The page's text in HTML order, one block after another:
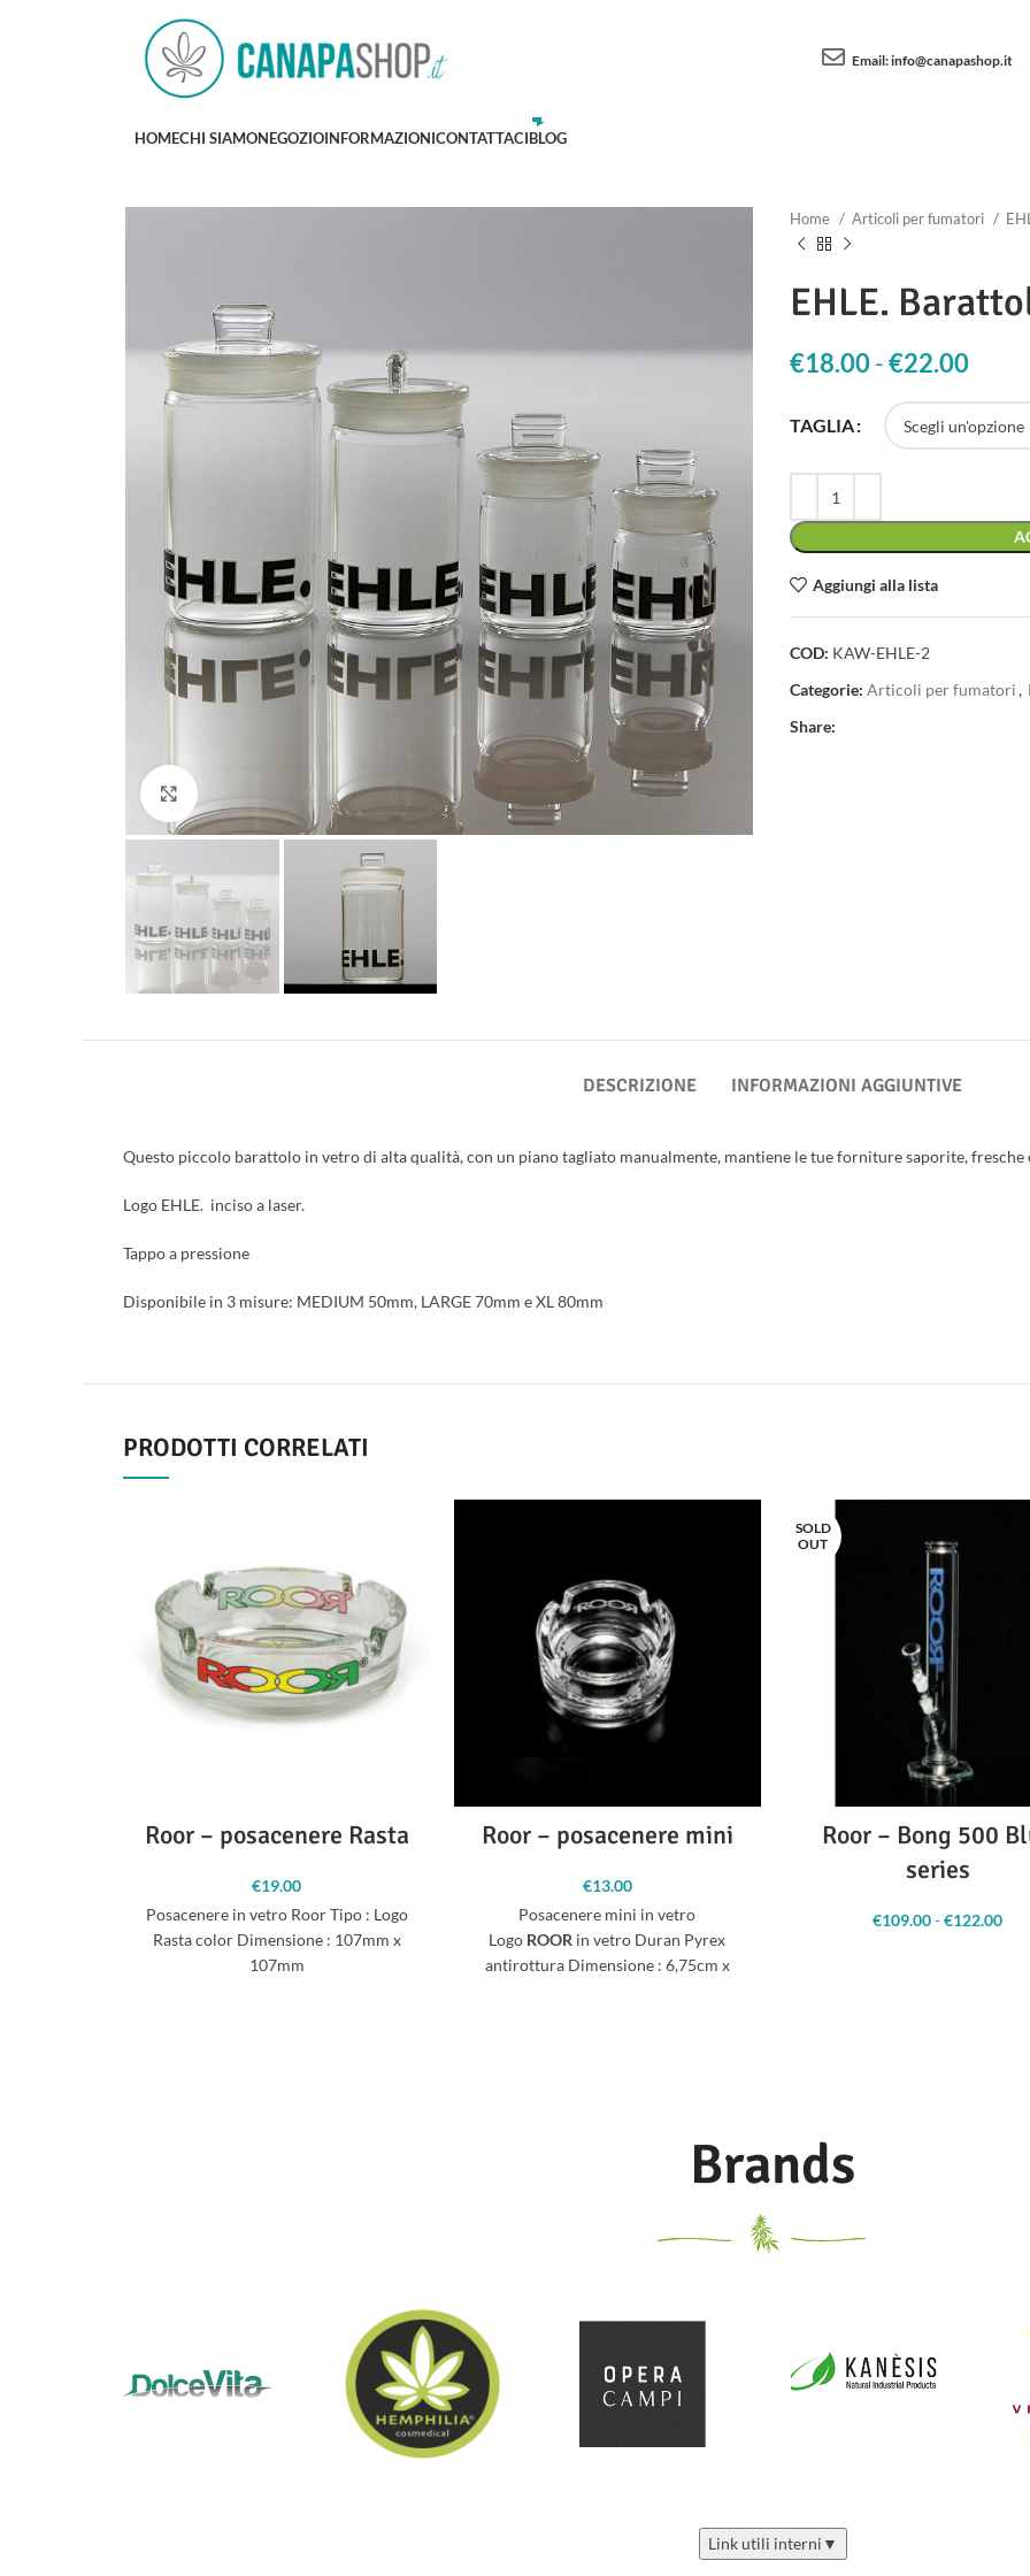
Email:info@canapashop.it
HOMECHI SIAMONEGOZIOINFORMAZIONICONTATTACIBLOG
Clicca per ingrandire
Home Articoli per fumatori
EHLE.
€18.00-€22.00
TAGLIA
Aggiungi alla lista
COD: KAW-EHLE-2
Categorie: Articoli per fumatori,
Share:
DESCRIZIONE INFORMAZIONI AGGIUNTIVE
Questo piccolo barattolo in vetro di alta qualità, con un piano tagliato manualmente, mantiene le tue forniture saporite, fresche
Logo EHLE. inciso a laser.
Tappo a pressione
Disponibile in 3 misure: MEDIUM 50mm, LARGE 70mm e XL 80mm
PRODOTTI CORRELATI
Roor – posacenere Rasta
€19.00
Posacenere in vetro Roor Tipo : Logo
Rasta color Dimensione : 107mm x
107mm
Roor – posacenere mini
€13.00
Posacenere mini in vetro
Logo ROOR in vetro Duran Pyrex
antirottura Dimensione : 6,75cm x
SOLD
OUT
Roor – Bong 500
series
€109.00-€122.00
Brands
Link utili interni ▼